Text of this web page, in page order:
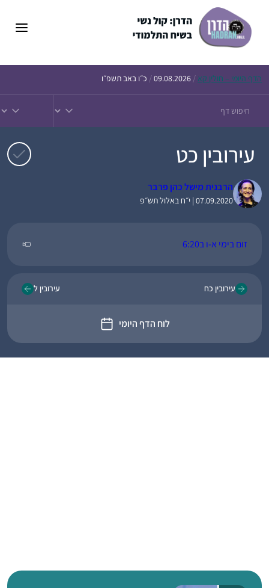
הדף היומי – חולין קא/
09.08.2026
/ כ״ו באב תשפ״ו
עירובין כט
הרבנית מישל כהן פרבר
07.09.2020 | י״ח באלול תש״פ
זום בימי א-ו ב6:20
עירובין כח
לוח הדף היומי
עירובין ל